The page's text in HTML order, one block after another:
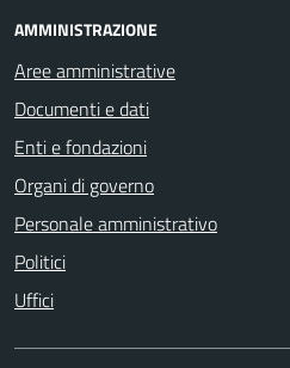
AMMINISTRAZIONE
Aree amministrative
Documenti e dati
Enti e fondazioni
Organi di governo
Personale amministrativo
Politici
Uffici